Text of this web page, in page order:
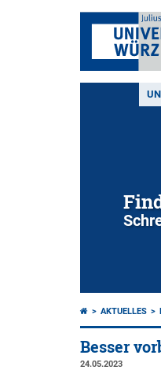
AKTUELLES
Besser
24.05.2023